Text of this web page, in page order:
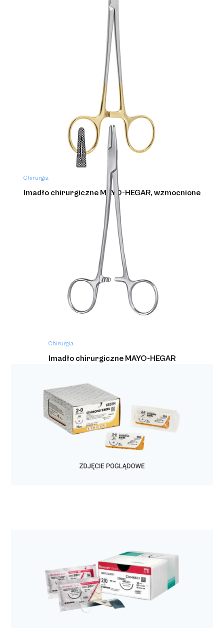
Chirurgia
Imadło chirurgiczne MAYO-HEGAR, wzmocnione
Chirurgia
Imadło chirurgiczne MAYO-HEGAR
Chirurgia
Szwy chirurgiczne niewchłanialne Prolene